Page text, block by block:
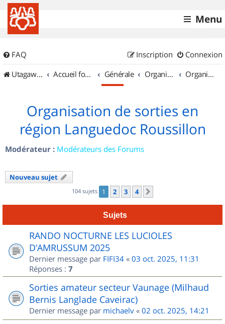
Menu
FAQ Connexion
Inscription
UtagawaVTT (Randos VTT et VTTAE avec traces GPS)
Accueil forum Générale Organisation de sorties & Recherche de partenaires Organisation de sorties en région Languedoc Roussillon
Organisation de sorties en
région Languedoc Roussillon
Modérateur : Modérateurs des Forums
Nouveau sujet
104 sujets 1 2 3 4
Sujets
RANDO NOCTURNE LES LUCIOLES
D'AMRUSSUM 2025
Dernier message par FIFI34 « 03 oct. 2025, 11:31
Réponses : 7
Sorties amateur secteur Vaunage (Milhaud
Bernis Langlade Caveirac)
Dernier message par michaelv « 02 oct. 2025, 14:21